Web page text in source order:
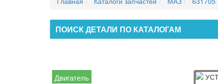
ПОИСК ДЕТАЛИ ПО КАТАЛОГАМ
Двигатель